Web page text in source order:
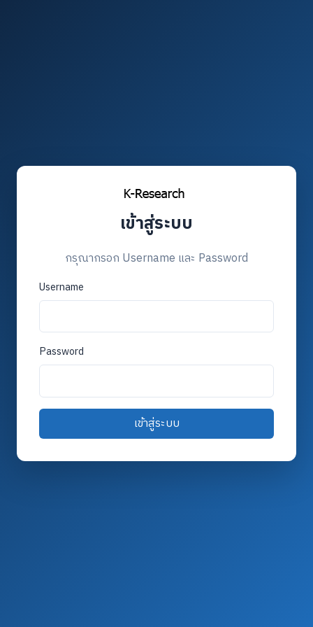
เข้าสู่ระบบ
กรุณากรอก Username และ Password
Username
Password
เข้าสู่ระบบ